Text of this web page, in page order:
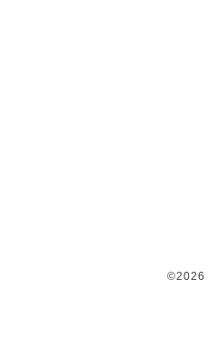
©2026